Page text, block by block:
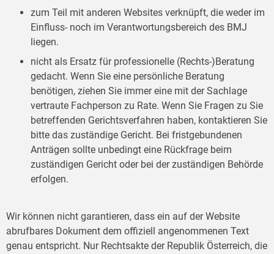
zum Teil mit anderen Websites verknüpft, die weder im
Einfluss- noch im Verantwortungsbereich des BMJ
liegen.
nicht als Ersatz für professionelle (Rechts-)Beratung
gedacht. Wenn Sie eine persönliche Beratung
benötigen, ziehen Sie immer eine mit der Sachlage
vertraute Fachperson zu Rate. Wenn Sie Fragen zu Sie
betreffenden Gerichtsverfahren haben, kontaktieren Sie
bitte das zuständige Gericht. Bei fristgebundenen
Anträgen sollte unbedingt eine Rückfrage beim
zuständigen Gericht oder bei der zuständigen Behörde
erfolgen.
Wir können nicht garantieren, dass ein auf der Website
abrufbares Dokument dem offiziell angenommenen Text
genau entspricht. Nur Rechtsakte der Republik Österreich, die